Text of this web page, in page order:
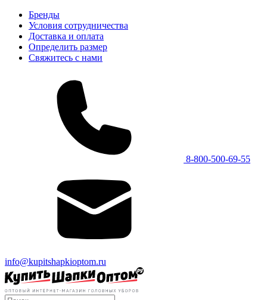
Бренды
Условия сотрудничества
Доставка и оплата
Определить размер
Свяжитесь с нами
8-800-500-69-55
info@kupitshapkioptom.ru